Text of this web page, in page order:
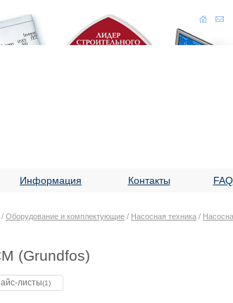
Информация Контакты FAQ
/ Оборудование и комплектующие / Насосная техника /
(Grundfos)
листы(1)